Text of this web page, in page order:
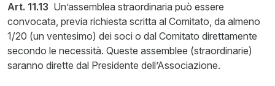
Art. 11.13 Un’assemblea straordinaria può essere
convocata, previa richiesta scritta al Comitato, da almeno
1/20 (un ventesimo) dei soci o dal Comitato direttamente
secondo le necessità. Queste assemblee (straordinarie)
saranno dirette dal Presidente dell’Associazione.